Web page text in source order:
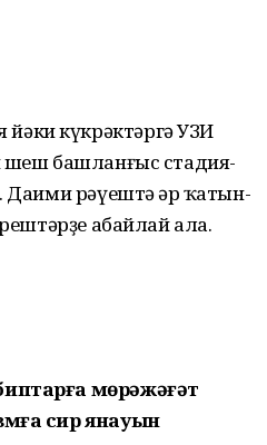
күкрәктәргә УЗИ
шеш башланғыс стадия­
рәүештә һәр ҡатын-
абайлай ала.
мөрәжәғәт
сир янауын